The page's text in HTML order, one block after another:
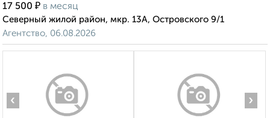
17 500 ₽ в месяц
Северный жилой район, мкр. 13А, Островского 9/1
Агентство, 06.08.2026
‹ ›